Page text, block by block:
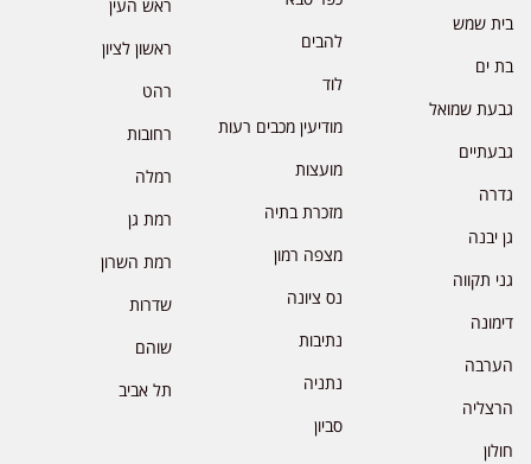
בית שמש
בת ים
גבעת שמואל
גבעתיים
גדרה
גן יבנה
גני תקווה
דימונה
הערבה
הרצליה
חולון
להבים
לוד
מודיעין מכבים רעות
מועצות
מזכרת בתיה
מצפה רמון
נס ציונה
נתיבות
נתניה
סביון
ראש העין
ראשון לציון
רהט
רחובות
רמלה
רמת גן
רמת השרון
שדרות
שוהם
תל אביב